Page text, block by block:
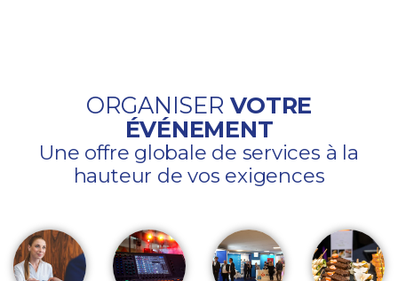
ORGANISER VOTRE
ÉVÉNEMENT
Une offre globale de services à la
hauteur de vos exigences